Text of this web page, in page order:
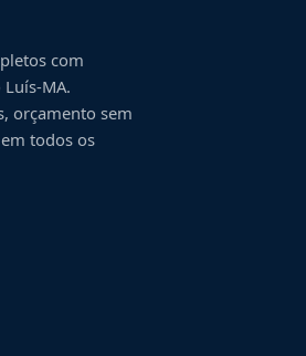
com
Luís-MA.
orçamento sem
todos os